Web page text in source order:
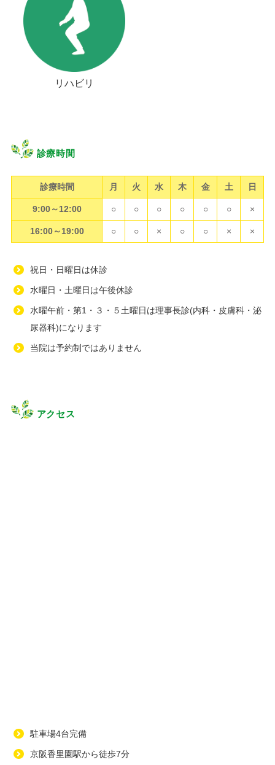
リハビリ
診療時間
診療時間 月 火 水 木 金 土 日
9:00～12:00 ○ ○ ○ ○ ○ ○ ×
16:00～19:00 ○ ○ × ○ ○ × ×
祝日・日曜日は休診
水曜日・土曜日は午後休診
水曜午前・第1・３・５土曜日は理事長診(内科・皮膚科・泌
尿器科)になります
当院は予約制ではありません
アクセス
駐車場4台完備
京阪香里園駅から徒歩7分